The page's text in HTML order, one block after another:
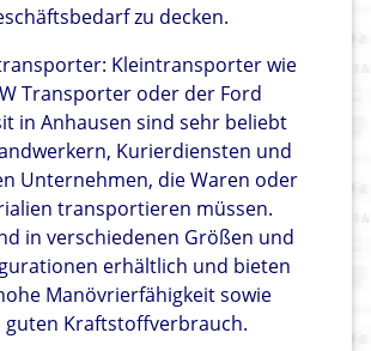
zu decken.
Kleintransporter wie
Transporter oder der Ford
in Anhausen sind sehr beliebt
Kurierdiensten und
Unternehmen, die Waren oder
transportieren müssen.
in verschiedenen Größen und
erhältlich und bieten
Manövrierfähigkeit sowie
guten Kraftstoffverbrauch.